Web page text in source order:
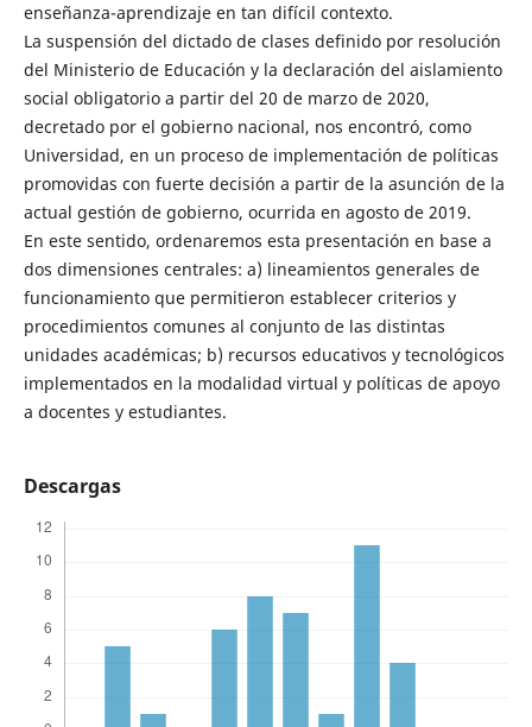
enseñanza-aprendizaje en tan difícil contexto.
La suspensión del dictado de clases definido por resolución
del Ministerio de Educación y la declaración del aislamiento
social obligatorio a partir del 20 de marzo de 2020,
decretado por el gobierno nacional, nos encontró, como
Universidad, en un proceso de implementación de políticas
promovidas con fuerte decisión a partir de la asunción de la
actual gestión de gobierno, ocurrida en agosto de 2019.
En este sentido, ordenaremos esta presentación en base a
dos dimensiones centrales: a) lineamientos generales de
funcionamiento que permitieron establecer criterios y
procedimientos comunes al conjunto de las distintas
unidades académicas; b) recursos educativos y tecnológicos
implementados en la modalidad virtual y políticas de apoyo
a docentes y estudiantes.
Descargas